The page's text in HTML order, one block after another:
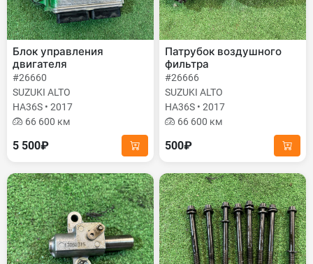
Блок управления
двигателя
#26660
SUZUKI ALTO
HA36S • 2017
66 600 км
5 500₽
Патрубок воздушного
фильтра
#26666
SUZUKI ALTO
HA36S • 2017
66 600 км
500₽